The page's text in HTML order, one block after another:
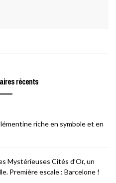
récents
riche en symbole et en
Mystérieuses Cités d’Or, un
Première escale : Barcelone !